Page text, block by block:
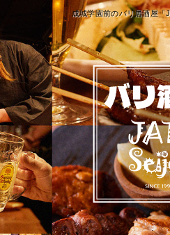
成城学園前のバリ居酒屋「